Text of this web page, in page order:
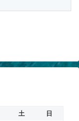
土
日